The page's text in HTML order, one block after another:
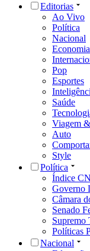
Editorias
Ao Vivo
Política
Nacional
Economia
Pop
Esportes
Saúde
Viagem
Auto
Style
Política
Índice
Governo
Câmara
Senado
Supremo
Políticas
Nacional